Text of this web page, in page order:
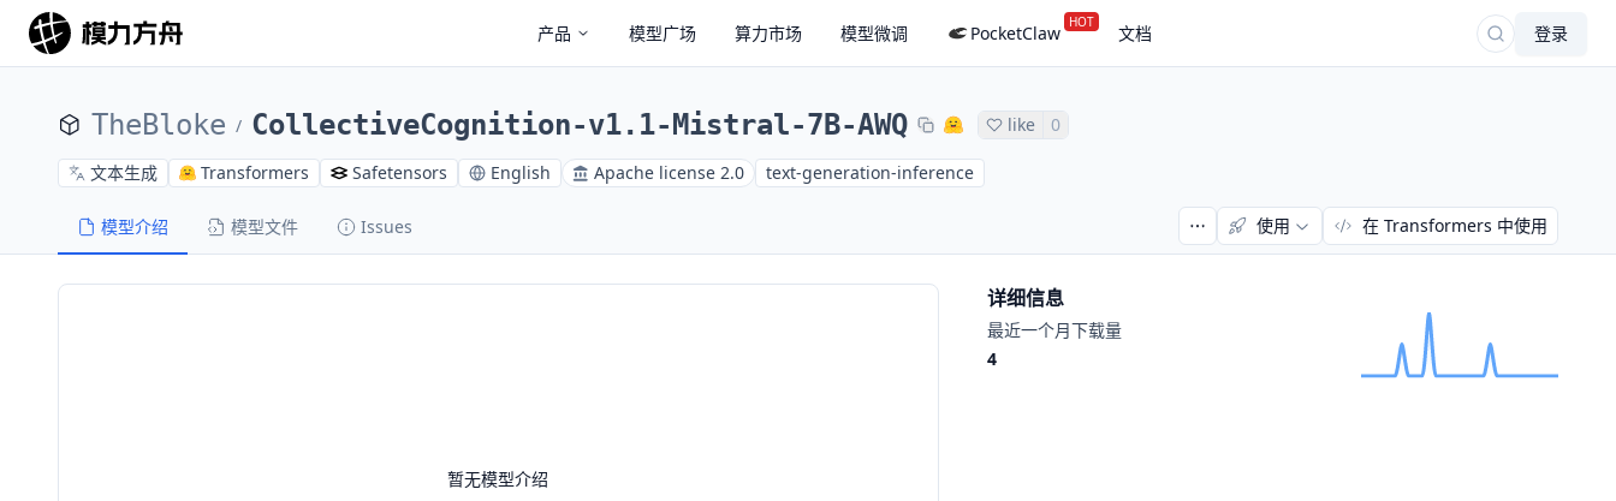
产品 模型广场 算力市场 模型微调 PocketClaw HOT 文档 登录
TheBloke / CollectiveCognition-v1.1-Mistral-7B-AWQ like 0
文本生成 Transformers Safetensors English Apache license 2.0 text-generation-inference
模型介绍 模型文件 Issues 使用 在 Transformers 中使用
暂无模型介绍
详细信息
最近一个月下载量
4